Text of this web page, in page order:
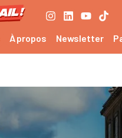
À propos Newsletter